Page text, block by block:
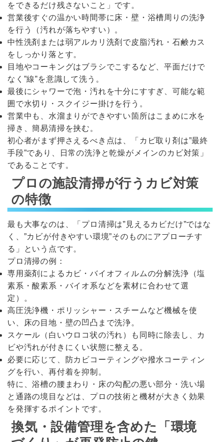
をできるだけ残さないこと」です。
営業後すぐの温かい時間帯に床・壁・浴槽周りの洗浄
を行う（汚れが落ちやすい）。
中性洗剤または弱アルカリ洗剤で皮脂汚れ・石鹸カス
をしっかり落とす。
目地やコーキングはブラシでこするなど、平面だけで
なく”線”を意識して洗う。
最後にシャワーで泡・汚れを十分にすすぎ、可能な範
囲で水切り・スクイジー掛けを行う。
営業中も、水溜まりができやすい箇所はこまめに水を
掃き、簡易清掃を挟む。
初心者がまず押さえるべき点は、「カビ取り剤は”最終
手段”であり、日常の洗浄と乾燥がメインのカビ対策」
であることです。
プロの施設清掃が行うカビ対策
の特徴
最も大事なのは、「プロ清掃は”見えるカビだけ”ではな
く、”カビが付きやすい環境”そのものにアプローチす
る」という点です。
プロ清掃の例：
専用薬剤によるカビ・バイオフィルムの分解洗浄（塩
素系・酸素系・バイオ系などを素材に合わせて選
定）。
高圧洗浄機・ポリッシャー・スチームなど機械を使
い、床の目地・壁の凹凸まで洗浄。
スケール（白いウロコ状の汚れ）も同時に除去し、カ
ビや汚れが付きにくい状態に整える。
必要に応じて、防カビコーティングや撥水コーティン
グを行い、再付着を抑制。
特に、浴槽の腰まわり・床の勾配の悪い部分・洗い場
と通路の境目などは、プロの技術と機材が大きく効果
を発揮するポイントです。
換気・設備管理を含めた「環境